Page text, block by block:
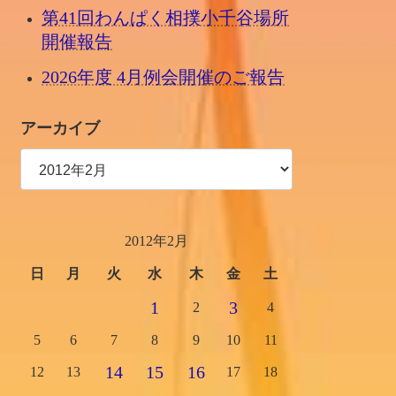
第41回わんぱく相撲小千谷場所
開催報告
2026年度 4月例会開催のご報告
アーカイブ
2012年2月
日 月 火 水 木 金 土
1 2 3 4
5 6 7 8 9 10 11
12 13 14 15 16 17 18